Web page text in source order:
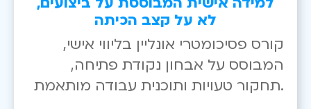
לא על קצב הכיתה
קורס פסיכומטרי אונליין בליווי אישי,
המבוסס על אבחון נקודת פתיחה,
תחקור טעויות ותוכנית עבודה מותאמת.